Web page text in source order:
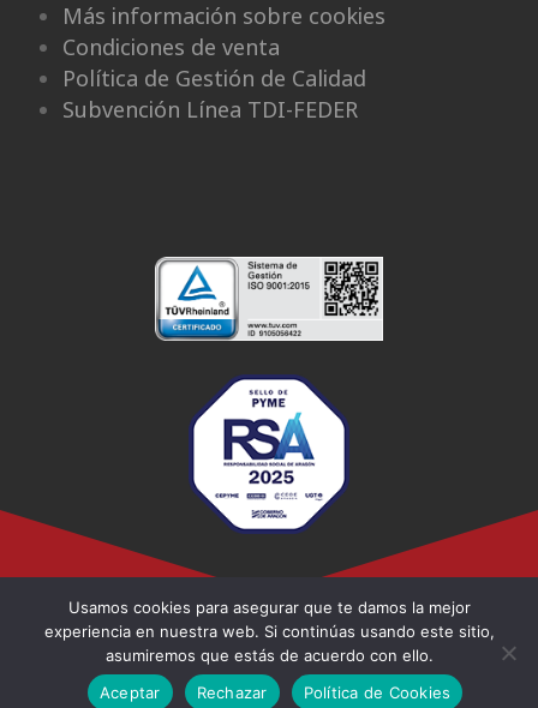
Más información sobre cookies
Condiciones de venta
Política de Gestión de Calidad
Subvención Línea TDI-FEDER
© 2026 Plásticos Micro
Usamos cookies para asegurar que te damos la mejor
experiencia en nuestra web. Si continúas usando este sitio,
asumiremos que estás de acuerdo con ello.
Aceptar
Rechazar Política de Cookies